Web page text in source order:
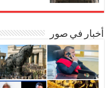
أخبار في صور